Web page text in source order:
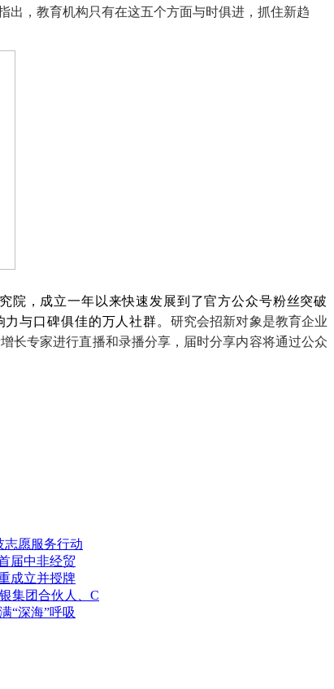
出，教育机构只有在这五个方面与时俱进，抓住新趋
院，成立一年以来快速发展到了官方公众号粉丝突破
力与口碑俱佳的万人社群。研究会招新对象是教育企业
长专家进行直播和录播分享，届时分享内容将通过公众
愿服务行动
届中非经贸
成立并授牌
集团合伙人、C
“深海”呼吸